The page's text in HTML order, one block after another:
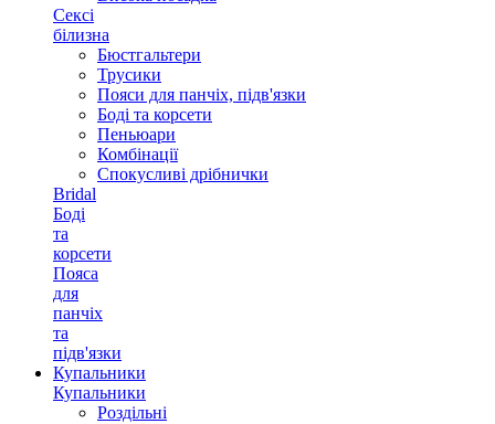
Сексі
білизна
Бюстгальтери
Трусики
Пояси для панчіх, підв'язки
Боді та корсети
Пеньюари
Комбінації
Спокусливі дрібнички
Bridal
Боді
та
корсети
Пояса
для
панчіх
та
підв'язки
Купальники
Купальники
Роздільні